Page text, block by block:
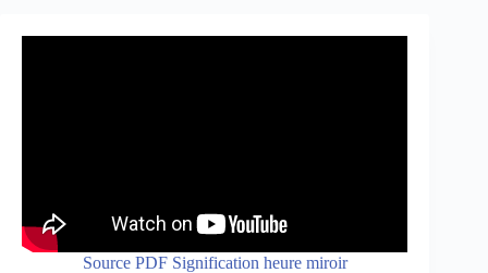
Source PDF Signification heure miroir